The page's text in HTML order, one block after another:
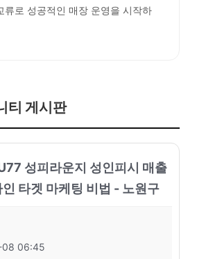
류로 성공적인 매장 운영을 시작하
티 게시판
성피라운지 성인피시 매출
타겟 마케팅 비법 - 노원구
06:45